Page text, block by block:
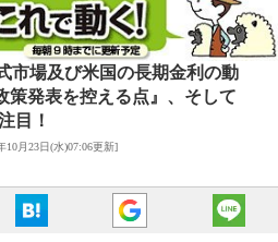
市場及び米国の長期金利の動
策発表を控える点』、そして
目！
10月23日(水)07:06更新]